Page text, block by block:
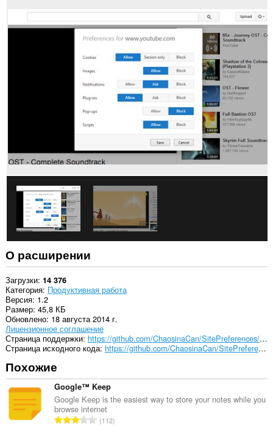
доступ
к
задают
возможность
таких
функций,
файлы
cookie,
JavaScript
и
плагины.
У
этого
расширения
есть
доступ
к
вашим
вкладкам
действиям
в
интернете.
О расширении
Загрузки 14 376
Категория Продуктивная работа
Версия 1.2
Размер 45,8 КБ
Обновлено 18 августа 2014 г.
Лицензионное соглашение
Страница поддержки
https://github.com/ChaosinaCan/SitePreferences/issues
Страница исходного кода
https://github.com/ChaosinaCan/SitePreferences
Похожие
Google™ Keep
Google Keep is the easiest way to store your notes while you
browse internet
В112